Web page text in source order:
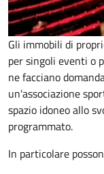
Gli immobili di
per singoli eventi o
ne facciano
un'associazione
spazio idoneo allo
programmato.
In particolare